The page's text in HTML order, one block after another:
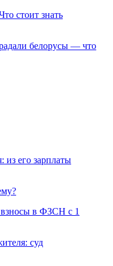
стоит знать
белорусы — что
из его зарплаты
взносы в ФЗСН с 1
суд